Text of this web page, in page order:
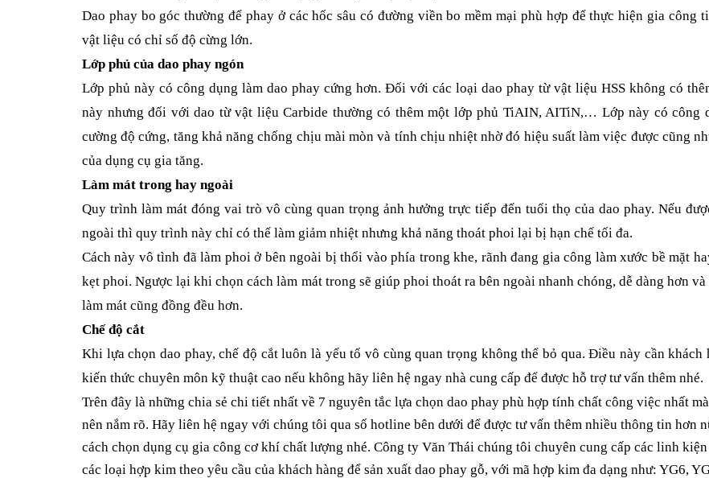
Dao phay bo góc thường để phay ở các hốc sâu có đường viền bo mềm mại phù hợp để thực hiện gia công
vật liệu có chỉ số độ cừng lớn.
Lớp phủ của dao phay ngón
Lớp phủ này có công dụng làm dao phay cứng hơn. Đối với các loại dao phay từ vật liệu HSS không có
này nhưng đối với dao từ vật liệu Carbide thường có thêm một lớp phủ TiAIN, AITiN,… Lớp này có công
cường độ cứng, tăng khả năng chống chịu mài mòn và tính chịu nhiệt nhờ đó hiệu suất làm việc được cũng
của dụng cụ gia tăng.
Làm mát trong hay ngoài
Quy trình làm mát đóng vai trò vô cùng quan trọng ảnh hưởng trực tiếp đến tuổi thọ của dao phay. Nếu
ngoài thì quy trình này chỉ có thể làm giảm nhiệt nhưng khả năng thoát phoi lại bị hạn chế tối đa.
Cách này vô tình đã làm phoi ở bên ngoài bị thổi vào phía trong khe, rãnh đang gia công làm xước bề mặt
kẹt phoi. Ngược lại khi chọn cách làm mát trong sẽ giúp phoi thoát ra bên ngoài nhanh chóng, dễ dàng hơn
làm mát cũng đồng đều hơn.
Chế độ cắt
Khi lựa chọn dao phay, chế độ cắt luôn là yếu tố vô cùng quan trọng không thể bỏ qua. Điều này cần khách
kiến thức chuyên môn kỹ thuật cao nếu không hãy liên hệ ngay nhà cung cấp để được hỗ trợ tư vấn thêm nhé.
Trên đây là những chia sẻ chi tiết nhất về 7 nguyên tắc lựa chọn dao phay phù hợp tính chất công việc nhất
nên nắm rõ. Hãy liên hệ ngay với chúng tôi qua số hotline bên dưới để được tư vấn thêm nhiều thông tin hơn
cách chọn dụng cụ gia công cơ khí chất lượng nhé. Công ty Văn Thái chúng tôi chuyên cung cấp các linh
các loại hợp kim theo yêu cầu của khách hàng để sản xuất dao phay gỗ, với mã hợp kim đa dạng như: YG6,